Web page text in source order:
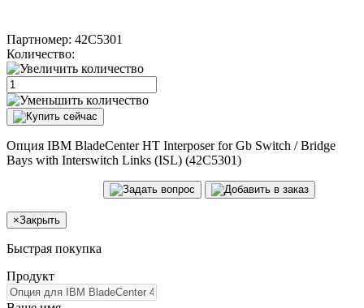
Партномер: 42C5301
Количество:
Опция IBM BladeCenter HT Interposer for Gb Switch / Bridge
Bays with Interswitch Links (ISL) (42C5301)
×Закрыть
Быстрая покупка
Продукт